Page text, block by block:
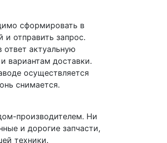
сформировать в
и отправить запрос.
актуальную
вариантам доставки.
осуществляется
снимается.
производителем. Ни
и дорогие запчасти,
техники.